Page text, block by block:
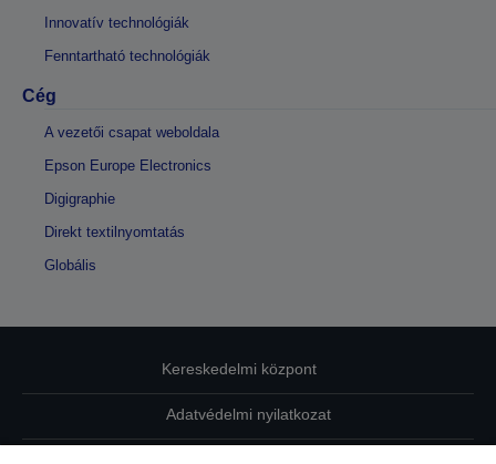
Innovatív technológiák
Fenntartható technológiák
Cég
A vezetői csapat weboldala
Epson Europe Electronics
Digigraphie
Direkt textilnyomtatás
Globális
Kereskedelmi központ
Adatvédelmi nyilatkozat